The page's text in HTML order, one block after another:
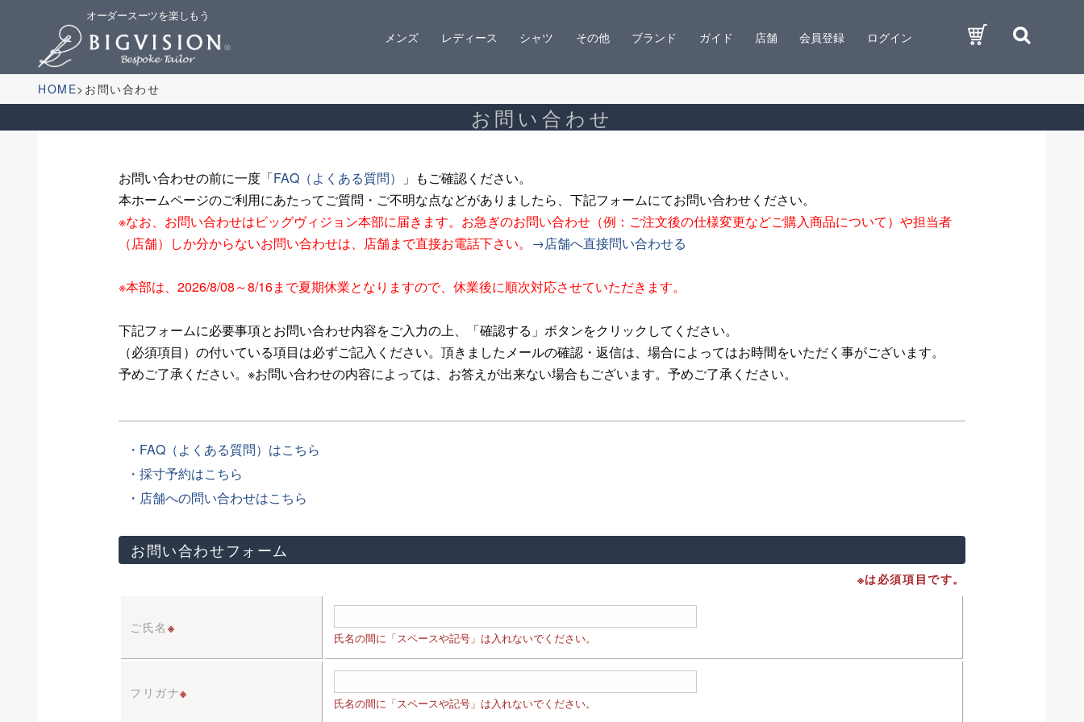
オーダースーツを楽しもう
メンズ レディース シャツ その他 ブランド ガイド 店舗 会員登録 ログイン
HOME お問い合わせ
お問い合わせ
お問い合わせの前に一度「FAQ（よくある質問）
」もご確認ください。
本ホームページのご利用にあたってご質問・ご不明な点などがありましたら、下記フォームにてお問い合わせください。
※なお、お問い合わせはビッグヴィジョン本部に届きます。お急ぎのお問い合わせ（例：ご注文後の仕様変更などご購入商品について）や担当者
（店舗）しか分からないお問い合わせは、店舗まで直接お電話下さい。 →店舗へ直接問い合わせる
※本部は、2026/8/08～8/16まで夏期休業となりますので、休業後に順次対応させていただきます。
下記フォームに必要事項とお問い合わせ内容をご入力の上、「確認する」ボタンをクリックしてください。
（必須項目）の付いている項目は必ずご記入ください。頂きましたメールの確認・返信は、場合によってはお時間をいただく事がございます。
予めご了承ください。※お問い合わせの内容によっては、お答えが出来ない場合もございます。予めご了承ください。
・FAQ（よくある質問）はこちら
・採寸予約はこちら
・店舗への問い合わせはこちら
お問い合わせフォーム
※は必須項目です。
ご氏名 ※
氏名の間に「スペースや記号」は入れないでください。
フリガナ※
氏名の間に「スペースや記号」は入れないでください。